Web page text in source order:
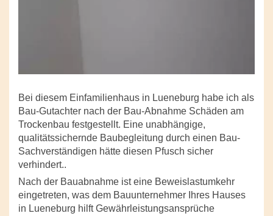
Bei diesem Einfamilienhaus in Lueneburg habe ich als
Bau-Gutachter nach der Bau-Abnahme Schäden am
Trockenbau festgestellt. Eine unabhängige,
qualitätssichernde Baubegleitung durch einen Bau-
Sachverständigen hätte diesen Pfusch sicher
verhindert..
Nach der Bauabnahme ist eine Beweislastumkehr
eingetreten, was dem Bauunternehmer Ihres Hauses
in Lueneburg hilft Gewährleistungsansprüche